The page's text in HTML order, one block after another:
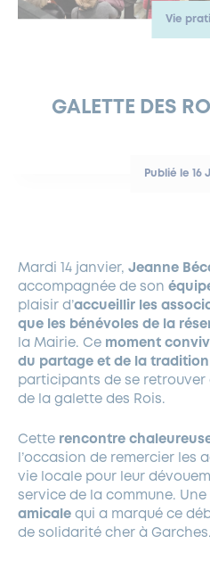
LOCATION DE SALLES
FERMETURES
DÉVELOPPEMENT DURABLE
PARCS ET SQUARES DE LA
DEMANDE D’ABATTAGE
GESTION DU PATRIMOINE
Vie
GALETTE DES
Publié le 16
Mardi 14 janvier, Jeanne
accompagnée de son
plaisir d’accueillir les
que les bénévoles de la
la Mairie. Ce moment
du partage et de la tradition
participants de se
de la galette des Rois.
Cette rencontre
l’occasion de remercier les
vie locale pour leur
service de la commune. Une
amicale qui a marqué ce
de solidarité cher à Garches.